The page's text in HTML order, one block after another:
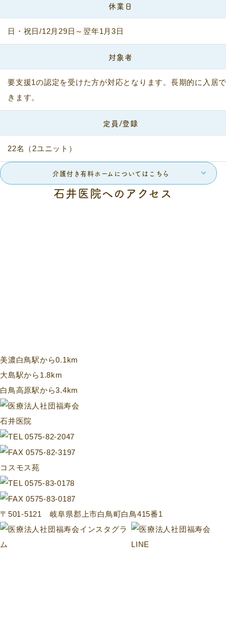
休業日
日・祝日/12月29日～翌年1月3日
対象者
要支援1の認定を受けた方が対応となります。長期的に入居で
きます。
定員/登録
22名（2ユニット）
介護付き有料ホームについてはこちら
石井医院へのアクセス
美濃白鳥駅から0.1km
大島駅から1.8km
白鳥高原駅から3.4km
石井医院
コスモス苑
〒501-5121 岐阜県郡上市白鳥町白鳥415番1